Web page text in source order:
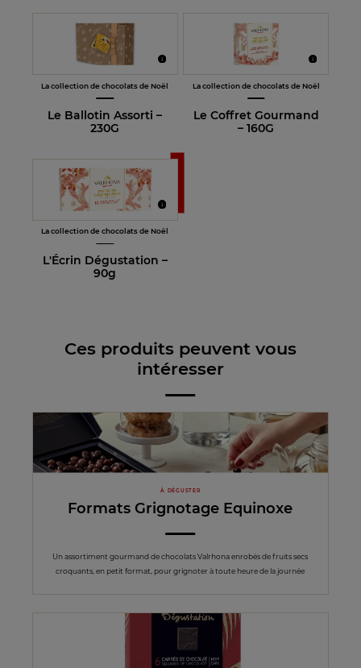
La collection de chocolats de Noël
Le Ballotin Assorti –
230G
La collection de chocolats de Noël
Le Coffret Gourmand
– 160G
La collection de chocolats de Noël
L'Écrin Dégustation –
90g
Ces produits peuvent vous
intéresser
À DÉGUSTER
Formats Grignotage Equinoxe
Un assortiment gourmand de chocolats Valrhona enrobés de fruits secs
croquants, en petit format, pour grignoter à toute heure de la journée